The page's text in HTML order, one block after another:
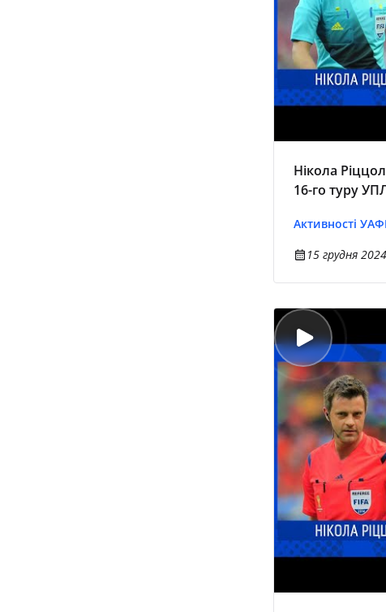
Нікола
16-го туру
Активності УАФ
15 грудня